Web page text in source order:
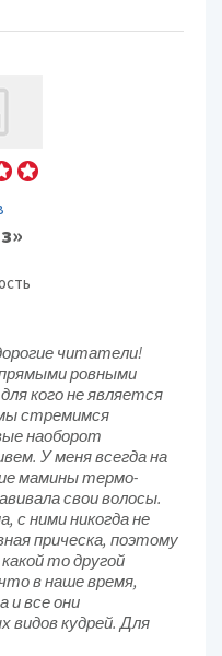
читатели!
ровными
кого не является
стремимся
наоборот
У меня всегда на
мамины термо-
свои волосы.
с ними никогда не
прическа, поэтому
то другой
в наше время,
и все они
видов кудрей. Для